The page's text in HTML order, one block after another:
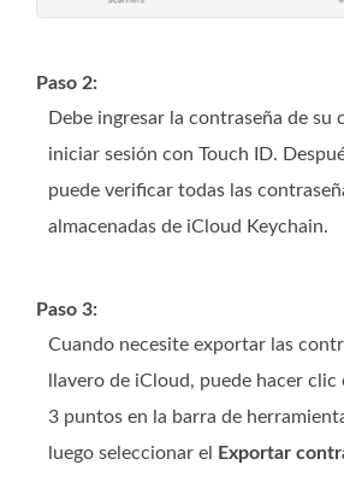
Paso 2:
Debe ingresar la contraseña de su
iniciar sesión con Touch ID.
puede verificar todas las
almacenadas de iCloud Keychain.
Paso 3:
Cuando necesite exportar las
llavero de iCloud, puede hacer
3 puntos en la barra de
luego seleccionar el
Exportar